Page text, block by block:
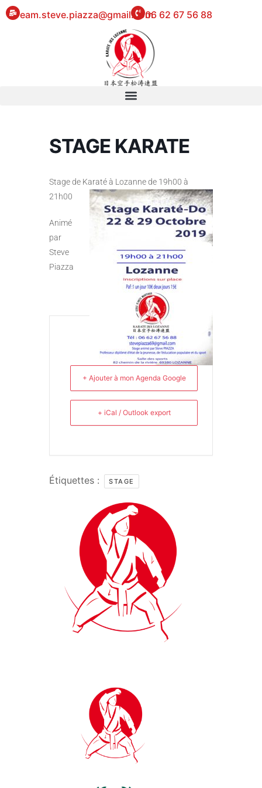
eam.steve.piazza@gmail.com06 62 67 56 88
STAGE KARATE
Stage de Karaté à Lozanne de 19h00 à
21h00
Animé
par
Steve
Piazza
+ Ajouter à mon Agenda Google
+ iCal / Outlook export
Étiquettes : STAGE